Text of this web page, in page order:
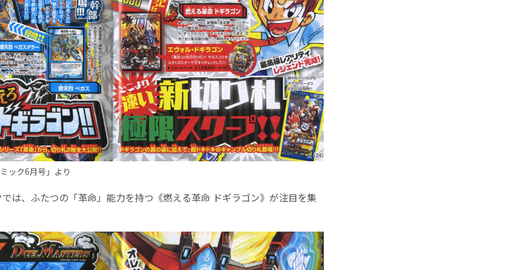
ック6月号」より
は、ふたつの「革命」能力を持つ《燃える革命 ドギラゴン》が注目を集